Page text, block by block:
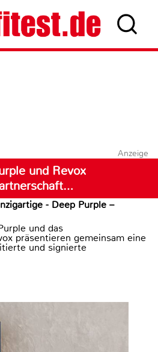
Anzeige
und Revox
- Deep Purple –
und das
präsentieren gemeinsam eine
und signierte